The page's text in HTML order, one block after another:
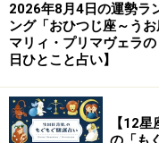
と。
＞【今週の運勢】を見
9位：かに座（
2026年8月4日の運勢ラ
ング「おひつじ座～うお
マリィ・プリマヴェラ
日ひとこと占い】
【12